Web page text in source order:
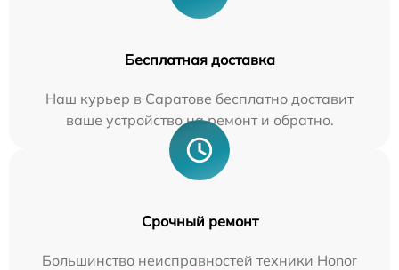
Бесплатная доставка
Наш курьер в Саратове бесплатно доставит
ваше устройство на ремонт и обратно.
Срочный ремонт
Большинство неисправностей техники Honor